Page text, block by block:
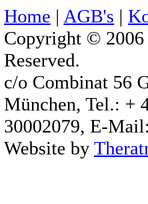
Home | AGB's |
Copyright ©
Reserved.
c/o Combinat 56
München, Tel.: +
30002079, E-Mail:
Website by